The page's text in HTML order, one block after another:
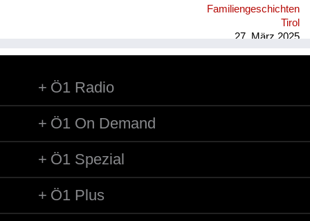
Familiengeschichten
Tirol
27. März 2025
Ö1 Radio
Ö1 On Demand
Ö1 Spezial
Ö1 Plus